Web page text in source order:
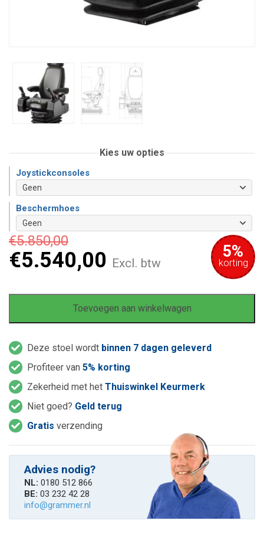
Kies uw opties
Joystickconsoles
Beschermhoes
€5.850,00
€5.540,00 5%
korting
Excl. btw
Toevoegen aan winkelwagen
Deze stoel wordt binnen 7 dagen geleverd
Profiteer van 5% korting
Zekerheid met het Thuiswinkel Keurmerk
Niet goed? Geld terug
Gratis verzending
Advies nodig?
NL: 0180 512 866
BE: 03 232 42 28
info@grammer.nl